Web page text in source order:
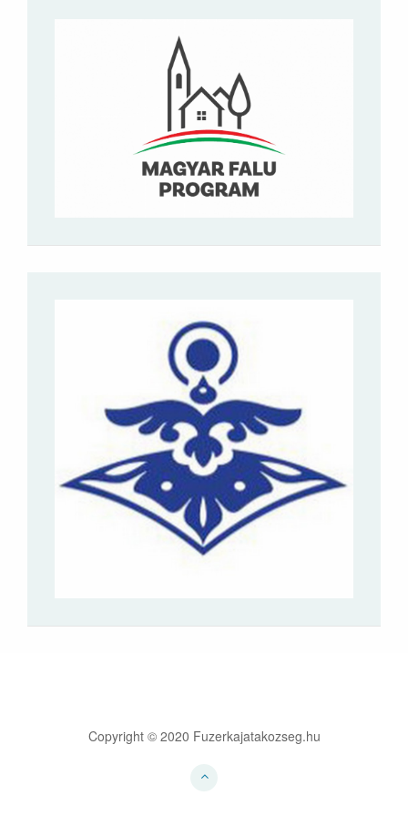
Copyright © 2020 Fuzerkajatakozseg.hu